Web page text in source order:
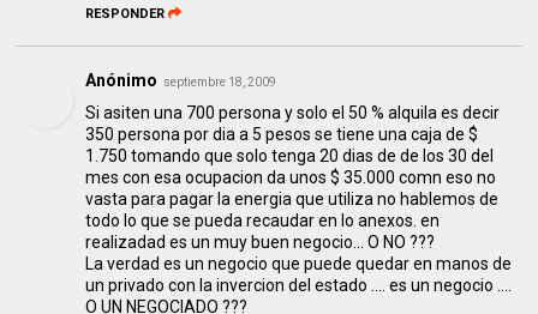
RESPONDER
Anónimo septiembre 18, 2009
Si asiten una 700 persona y solo el 50 % alquila es decir
350 persona por dia a 5 pesos se tiene una caja de $
1.750 tomando que solo tenga 20 dias de de los 30 del
mes con esa ocupacion da unos $ 35.000 comn eso no
vasta para pagar la energia que utiliza no hablemos de
todo lo que se pueda recaudar en lo anexos. en
realizadad es un muy buen negocio... O NO ???
La verdad es un negocio que puede quedar en manos de
un privado con la invercion del estado .... es un negocio ....
O UN NEGOCIADO ???